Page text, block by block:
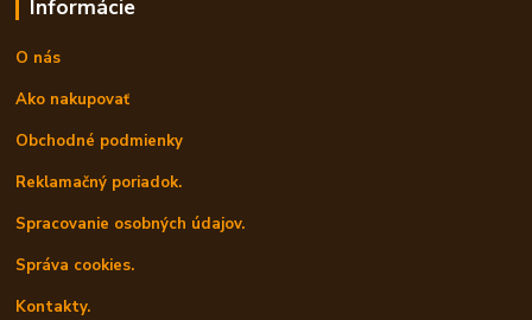
Informácie
O nás
Ako nakupovať
Obchodné podmienky
Reklamačný poriadok.
Spracovanie osobných údajov.
Správa cookies.
Kontakty.